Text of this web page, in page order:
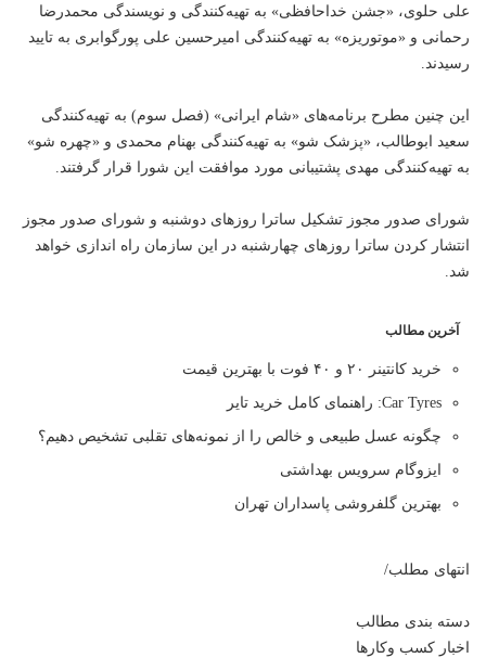
علی حلوی، «جشن خداحافظی» به تهیه‌کنندگی و نویسندگی محمدرضا
رحمانی و «موتوریزه» به تهیه‌کنندگی امیرحسین علی پورگوابری به تایید
رسیدند.
این چنین مطرح برنامه‌های «شام ایرانی» (فصل سوم) به تهیه‌کنندگی
سعید ابوطالب، «پزشک شو» به تهیه‌کنندگی بهنام محمدی و «چهره شو»
به تهیه‌کنندگی مهدی پشتیبانی مورد موافقت این شورا قرار گرفتند.
شورای صدور مجوز تشکیل ساترا روزهای دوشنبه و شورای صدور مجوز
انتشار کردن ساترا روزهای چهارشنبه در این سازمان راه اندازی خواهد
شد.
آخرین مطالب
خرید کانتینر ۲۰ و ۴۰ فوت با بهترین قیمت
Car Tyres: راهنمای کامل خرید تایر
چگونه عسل طبیعی و خالص را از نمونه‌های تقلبی تشخیص دهیم؟
ایزوگام سرویس بهداشتی
بهترین گلفروشی پاسداران تهران
انتهای مطلب/
دسته بندی مطالب
اخبار کسب وکارها